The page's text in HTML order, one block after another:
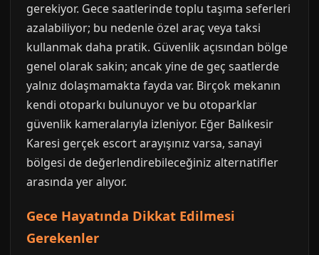
gerekiyor. Gece saatlerinde toplu taşıma seferleri
azalabiliyor; bu nedenle özel araç veya taksi
kullanmak daha pratik. Güvenlik açısından bölge
genel olarak sakin; ancak yine de geç saatlerde
yalnız dolaşmamakta fayda var. Birçok mekanın
kendi otoparkı bulunuyor ve bu otoparklar
güvenlik kameralarıyla izleniyor. Eğer Balıkesir
Karesi gerçek escort arayışınız varsa, sanayi
bölgesi de değerlendirebileceğiniz alternatifler
arasında yer alıyor.
Gece Hayatında Dikkat Edilmesi
Gerekenler